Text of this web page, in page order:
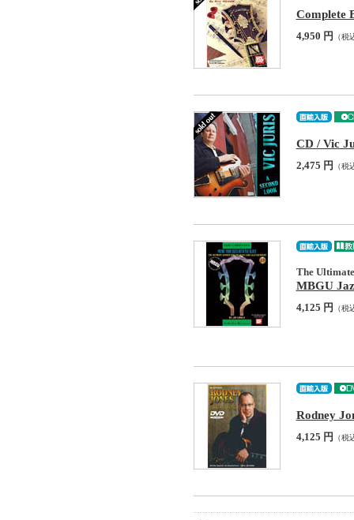
Complete
4,950 円 （税
CD / Vic
2,475 円 （税
The
MBGU
4,125 円 （税
Rodney
4,125 円 （税